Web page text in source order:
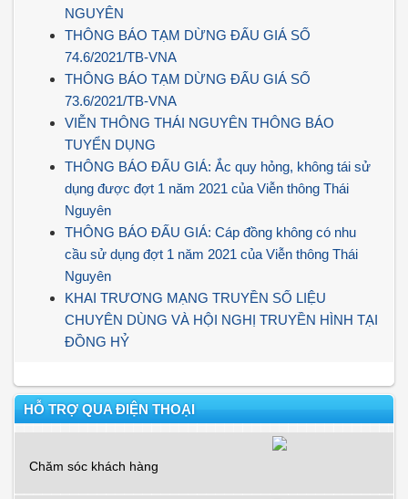
NGUYÊN
THÔNG BÁO TẠM DỪNG ĐẤU GIÁ SỐ
74.6/2021/TB-VNA
THÔNG BÁO TẠM DỪNG ĐẤU GIÁ SỐ
73.6/2021/TB-VNA
VIỄN THÔNG THÁI NGUYÊN THÔNG BÁO
TUYỂN DỤNG
THÔNG BÁO ĐẤU GIÁ: Ắc quy hỏng, không tái sử
dụng được đợt 1 năm 2021 của Viễn thông Thái
Nguyên
THÔNG BÁO ĐẤU GIÁ: Cáp đồng không có nhu
cầu sử dụng đợt 1 năm 2021 của Viễn thông Thái
Nguyên
KHAI TRƯƠNG MẠNG TRUYỀN SỐ LIỆU
CHUYÊN DÙNG VÀ HỘI NGHỊ TRUYỀN HÌNH TẠI
ĐỒNG HỶ
HỖ TRỢ QUA ĐIỆN THOẠI
Chăm sóc khách hàng